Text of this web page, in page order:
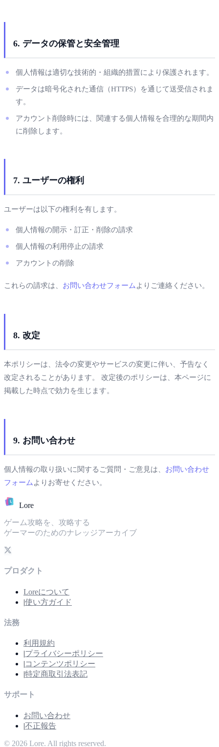
6. データの保管と安全管理
個人情報は適切な技術的・組織的措置により保護されます。
データは暗号化された通信（HTTPS）を通じて送受信されま
す。
アカウント削除時には、関連する個人情報を合理的な期間内
に削除します。
7. ユーザーの権利
ユーザーは以下の権利を有します。
個人情報の開示・訂正・削除の請求
個人情報の利用停止の請求
アカウントの削除
これらの請求は、 お問い合わせフォーム よりご連絡ください。
8. 改定
本ポリシーは、法令の変更やサービスの変更に伴い、予告なく
改定されることがあります。 改定後のポリシーは、本ページに
掲載した時点で効力を生じます。
9. お問い合わせ
個人情報の取り扱いに関するご質問・ご意見は、 お問い合わせ
フォーム よりお寄せください。
L
Lore
ゲーム攻略を、攻略する
ゲーマーのためのナレッジアーカイブ
プロダクト
Loreについて
|使い方ガイド
法務
利用規約
|プライバシーポリシー
|コンテンツポリシー
|特定商取引法表記
サポート
お問い合わせ
|不正報告
© 2026 Lore. All rights reserved.